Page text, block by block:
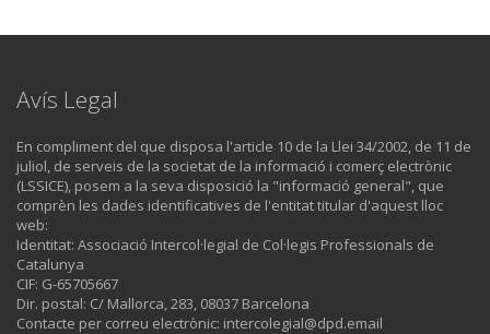
Avís Legal
En compliment del que disposa l'article 10 de la Llei 34/2002, de 11 de
juliol, de serveis de la societat de la informació i comerç electrònic
(LSSICE), posem a la seva disposició la "informació general", que
comprèn les dades identificatives de l'entitat titular d'aquest lloc
web:
Identitat: Associació Intercol·legial de Col·legis Professionals de
Catalunya
CIF: G-65705667
Dir. postal: C/ Mallorca, 283, 08037 Barcelona
Contacte per correu electrònic: intercolegial@dpd.email